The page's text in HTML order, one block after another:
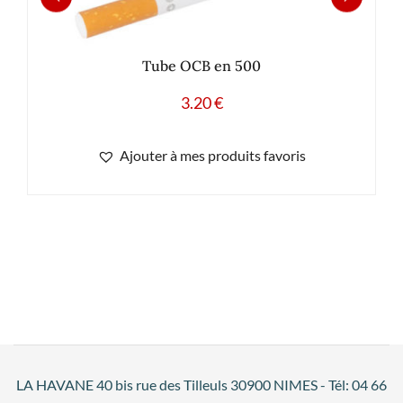
Tube OCB en 500
3.20€
Ajouter à mes produits favoris
LA HAVANE 40 bis rue des Tilleuls 30900 NIMES - Tél: 04 66